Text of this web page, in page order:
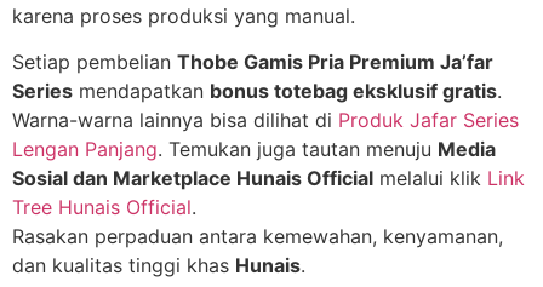
karena proses produksi yang manual.
Setiap pembelian Thobe Gamis Pria Premium Ja’far
Series mendapatkan bonus totebag eksklusif gratis.
Warna-warna lainnya bisa dilihat di Produk Jafar Series
Lengan Panjang. Temukan juga tautan menuju Media
Sosial dan Marketplace Hunais Official melalui klik Link
Tree Hunais Official.
Rasakan perpaduan antara kemewahan, kenyamanan,
dan kualitas tinggi khas Hunais.